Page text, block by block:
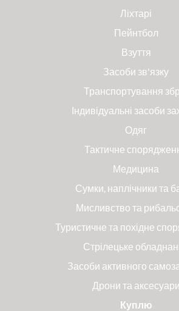
Ліхтарі
Пейнтбол
Взуття
Засоби зв'язку
Транспортування
Індивідуальні засоби
Одяг
Тактичне
Медицина
Сумки, наплічники та
Мисливство та
Туристичне та похідне
Стрілецьке
Засоби активного
Дрони та аксесуари
Куплю